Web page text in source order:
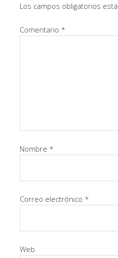
Los campos obligatorios
Comentario *
Nombre *
Correo electrónico *
Web